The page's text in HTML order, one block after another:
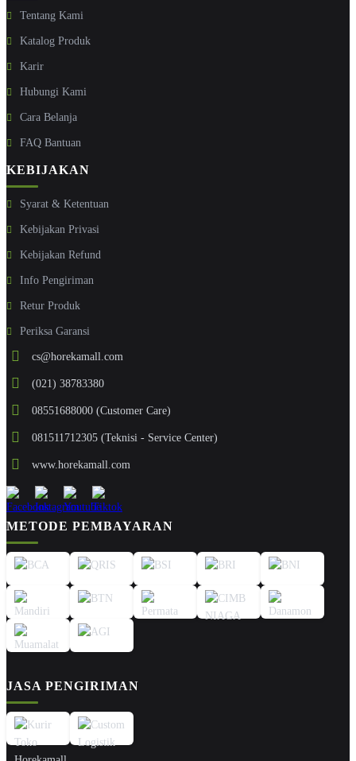
Tentang Kami
Katalog Produk
Karir
Hubungi Kami
Cara Belanja
FAQ Bantuan
KEBIJAKAN
Syarat & Ketentuan
Kebijakan Privasi
Kebijakan Refund
Info Pengiriman
Retur Produk
Periksa Garansi
cs@horekamall.com
(021) 38783380
08551688000 (Customer Care)
081511712305 (Teknisi - Service Center)
www.horekamall.com
METODE PEMBAYARAN
JASA PENGIRIMAN